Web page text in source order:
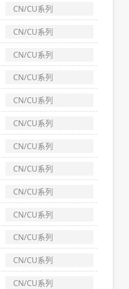
CN/CU系列
CN/CU系列
CN/CU系列
CN/CU系列
CN/CU系列
CN/CU系列
CN/CU系列
CN/CU系列
CN/CU系列
CN/CU系列
CN/CU系列
CN/CU系列
CN/CU系列